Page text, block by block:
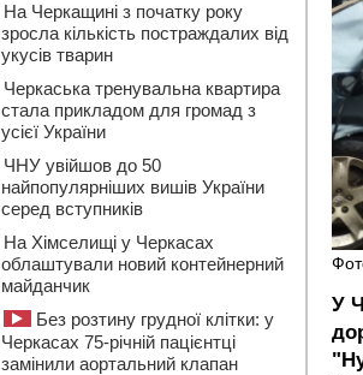
У
На Черкащині з початку року
зросла кількість постраждалих від
укусів тварин
Черкаська тренувальна квартира
стала прикладом для громад з
усієї України
ЧНУ увійшов до 50
найпопулярніших вишів України
серед вступників
На Хімселищі у Черкасах
облаштували новий контейнерний
майданчик
Без розтину грудної клітки: у
Черкасах 75-річній пацієнтці
замінили аортальний клапан